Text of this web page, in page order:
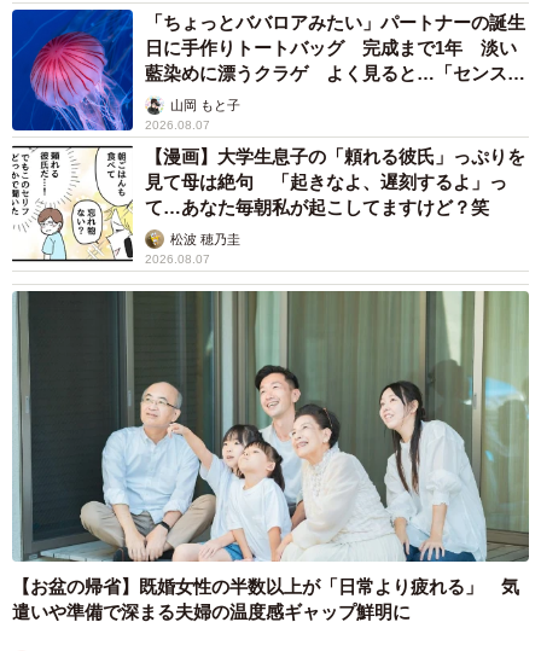
「ちょっとババロアみたい」パートナーの誕生
日に手作りトートバッグ 完成まで1年 淡い
藍染めに漂うクラゲ よく見ると…「センスす
ごい」山岡 もと子
2026.08.07
【漫画】大学生息子の「頼れる彼氏」っぷりを
見て母は絶句 「起きなよ、遅刻するよ」っ
て…あなた毎朝私が起こしてますけど？笑
松波 穂乃圭
2026.08.07
【お盆の帰省】既婚女性の半数以上が「日常より疲れる」 気
遣いや準備で深まる夫婦の温度感ギャップ鮮明に